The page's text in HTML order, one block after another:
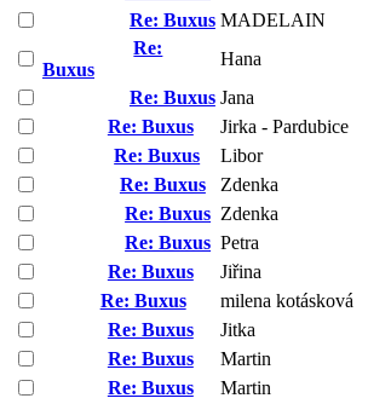
Re: Buxus MADELAIN
Re:
Buxus
Hana
Re: Buxus Jana
Re: Buxus
Jirka - Pardubice
Re: Buxus
Libor
Re: Buxus
Zdenka
Re: Buxus Zdenka
Re: Buxus Petra
Re: Buxus
Jiřina
Re: Buxus
milena kotásková
Re: Buxus
Jitka
Re: Buxus
Martin
Re: Buxus
Martin